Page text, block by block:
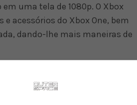
uma tela de 1080p. O Xbox
acessórios do Xbox One, bem
dando-lhe mais maneiras de